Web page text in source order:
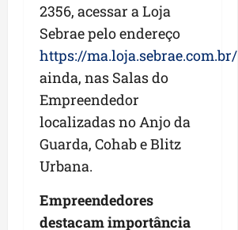
2356, acessar a Loja
Sebrae pelo endereço
https://ma.loja.sebrae.com.br/
ainda, nas Salas do
Empreendedor
localizadas no Anjo da
Guarda, Cohab e Blitz
Urbana.
Empreendedores
destacam importância